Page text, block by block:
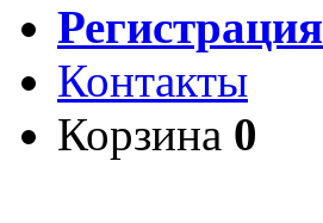
Регистрация
Контакты
Корзина 0